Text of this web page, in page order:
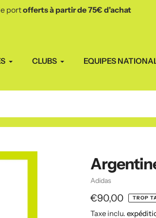
depuis la France 🇫🇷sous 48h 🚀
CLUBS EQUIPES
Vendeuse
Adidas
Prix
€90,00 TROP
Taxe inclu.